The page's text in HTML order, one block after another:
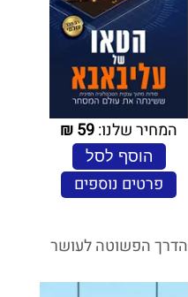
המחיר שלנו:59
₪
הוסף לסל
פרטים נוספים
הדרך הפשוטה לעושר